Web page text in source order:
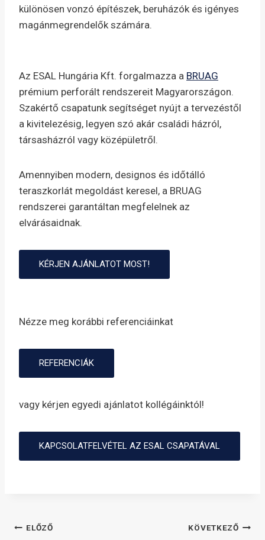
különösen vonzó építészek, beruházók és igényes
magánmegrendelők számára.
Az ESAL Hungária Kft. forgalmazza a BRUAG
prémium perforált rendszereit Magyarországon.
Szakértő csapatunk segítséget nyújt a tervezéstől
a kivitelezésig, legyen szó akár családi házról,
társasházról vagy középületről.
Amennyiben modern, designos és időtálló
teraszkorlát megoldást keresel, a BRUAG
rendszerei garantáltan megfelelnek az
elvárásaidnak.
KÉRJEN AJÁNLATOT MOST!
Nézze meg korábbi referenciáinkat
REFERENCIÁK
vagy kérjen egyedi ajánlatot kollégáinktól!
KAPCSOLATFELVÉTEL AZ ESAL CSAPATÁVAL
Bejegyzés
ELŐZŐ KÖVETKEZŐ